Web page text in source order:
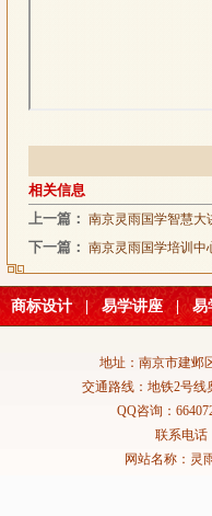
相关信息
上一篇： 南京灵雨国学智慧大
下一篇： 南京灵雨国学培训中
商标设计 | 易学讲座 | 易
地址：南京市建邺
交通路线：地铁2号线
QQ咨询：
联系电话
网站名称：灵